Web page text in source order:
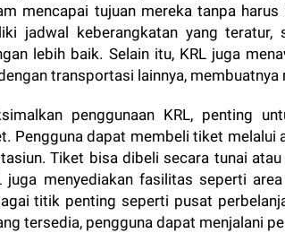
mencapai tujuan mereka tanpa
jadwal keberangkatan yang teratur,
lebih baik. Selain itu, KRL juga
transportasi lainnya,
penggunaan KRL, penting
Pengguna dapat membeli tiket
Tiket bisa dibeli secara tunai
juga menyediakan fasilitas seperti
titik penting seperti pusat
tersedia, pengguna dapat menjalani